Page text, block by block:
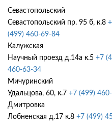
Севастопольский
Севастопольский пр. 95 б, к.8
(499) 460-69-84
Калужская
Научный проезд д.14а к.5 +7
460-63-34
Мичуринский
Удальцова, 60, к.7 +7 (499)
Дмитровка
Лобненская д.17 к.8 +7 (499)